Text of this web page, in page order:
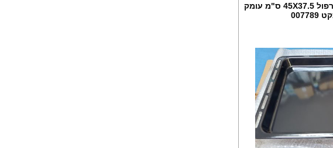
תבנית לתנור אפיה וירפול 45X37.5 ס"מ עומק